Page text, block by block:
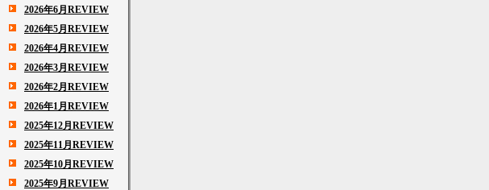
2026年6月REVIEW
2026年5月REVIEW
2026年4月REVIEW
2026年3月REVIEW
2026年2月REVIEW
2026年1月REVIEW
2025年12月REVIEW
2025年11月REVIEW
2025年10月REVIEW
2025年9月REVIEW